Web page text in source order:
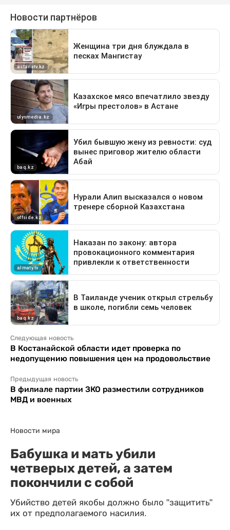
Следующая новость
В Костанайской области идет проверка по
недопущению повышения цен на продовольствие
Предыдущая новость
В филиале партии ЗКО разместили сотрудников
МВД и военных
Новости мира
Бабушка и мать убили
четверых детей, а затем
покончили с собой
Убийство детей якобы должно было "защитить"
их от предполагаемого насилия.